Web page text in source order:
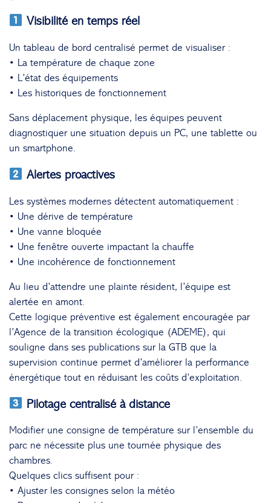
Visibilité en temps réel
Un tableau de bord centralisé permet de visualiser :
• La température de chaque zone
• L’état des équipements
• Les historiques de fonctionnement
Sans déplacement physique, les équipes peuvent
diagnostiquer une situation depuis un PC, une tablette ou
un smartphone.
Alertes proactives
Les systèmes modernes détectent automatiquement :
• Une dérive de température
• Une vanne bloquée
• Une fenêtre ouverte impactant la chauffe
• Une incohérence de fonctionnement
Au lieu d’attendre une plainte résident, l’équipe est
alertée en amont.
Cette logique préventive est également encouragée par
l’Agence de la transition écologique (ADEME), qui
souligne dans ses publications sur la GTB que la
supervision continue permet d’améliorer la performance
énergétique tout en réduisant les coûts d’exploitation.
Pilotage centralisé à distance
Modifier une consigne de température sur l’ensemble du
parc ne nécessite plus une tournée physique des
chambres.
Quelques clics suffisent pour :
• Ajuster les consignes selon la météo